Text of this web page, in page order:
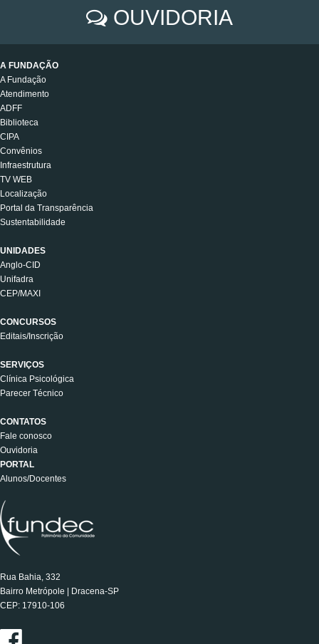
OUVIDORIA
A FUNDAÇÃO
A Fundação
Atendimento
ADFF
Biblioteca
CIPA
Convênios
Infraestrutura
TV WEB
Localização
Portal da Transparência
Sustentabilidade
UNIDADES
Anglo-CID
Unifadra
CEP/MAXI
CONCURSOS
Editais/Inscrição
SERVIÇOS
Clínica Psicológica
Parecer Técnico
CONTATOS
Fale conosco
Ouvidoria
PORTAL
Alunos/Docentes
Rua Bahia, 332
Bairro Metrópole | Dracena-SP
CEP: 17910-106